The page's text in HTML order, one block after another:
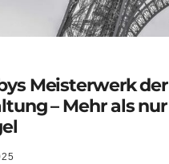
Meisterwerk der
– Mehr als nur